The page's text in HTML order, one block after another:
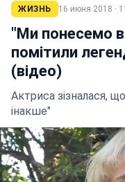
ЖИЗНЬ 16 июня 2018 ·
"Ми понесемо
помітили
(відео)
Актриса зізналася,
інакше"